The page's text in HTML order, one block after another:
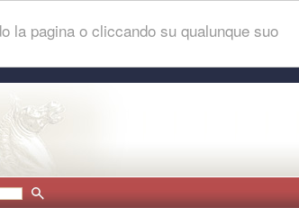
la pagina o cliccando su qualunque suo